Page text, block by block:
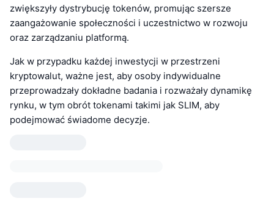
zwiększyły dystrybucję tokenów, promując szersze
zaangażowanie społeczności i uczestnictwo w rozwoju
oraz zarządzaniu platformą.
Jak w przypadku każdej inwestycji w przestrzeni
kryptowalut, ważne jest, aby osoby indywidualne
przeprowadzały dokładne badania i rozważały dynamikę
rynku, w tym obrót tokenami takimi jak SLIM, aby
podejmować świadome decyzje.